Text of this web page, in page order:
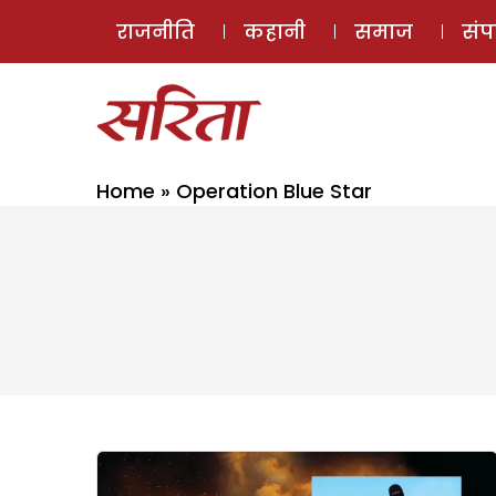
राजनीति कहानी समाज
Home » Operation Blue Star